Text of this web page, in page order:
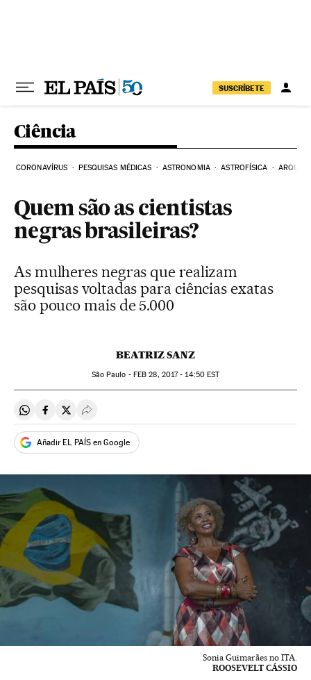
SUSCRÍBETE
Ciência
CORONAVÍRUS PESQUISAS MÉDICAS ASTRONOMIA ASTROFÍSICA
Quem são as cientistas
negras brasileiras?
As mulheres negras que realizam
pesquisas voltadas para ciências exatas
são pouco mais de 5.000
BEATRIZ SANZ
São Paulo - FEB 28, 2017 - 14:50EST
Compartir en Whatsapp
Compartir en Facebook
Compartir en Twitter
Desplegar Redes Sociales
Añadir EL PAÍS en Google
Sonia Guimarães no ITA.
ROOSEVELT CÁSSIO